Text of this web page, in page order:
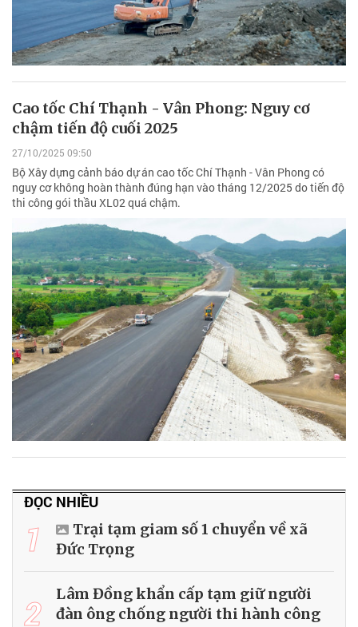
Cao tốc Chí Thạnh - Vân Phong: Nguy cơ
chậm tiến độ cuối 2025
27/10/2025 09:50
Bộ Xây dựng cảnh báo dự án cao tốc Chí Thạnh - Vân Phong có
nguy cơ không hoàn thành đúng hạn vào tháng 12/2025 do tiến độ
thi công gói thầu XL02 quá chậm.
ĐỌC NHIỀU
1
Trại tạm giam số 1 chuyển về xã
Đức Trọng
2
Lâm Đồng khẩn cấp tạm giữ người
đàn ông chống người thi hành công